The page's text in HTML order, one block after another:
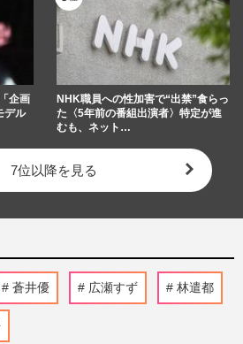
企画
デル
NHK職員への性加害で“出禁”食らっ
た〈5年前の番組出演者〉特定が進
むも、ネット…
7位以降を見る
蒼井優 広瀬すず 林遣都